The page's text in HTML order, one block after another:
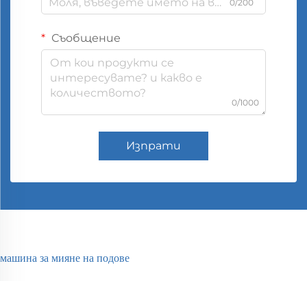
0/200
Съобщение
0/1000
Изпрати
машина за мияне на подове